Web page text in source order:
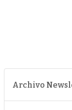
Archivo